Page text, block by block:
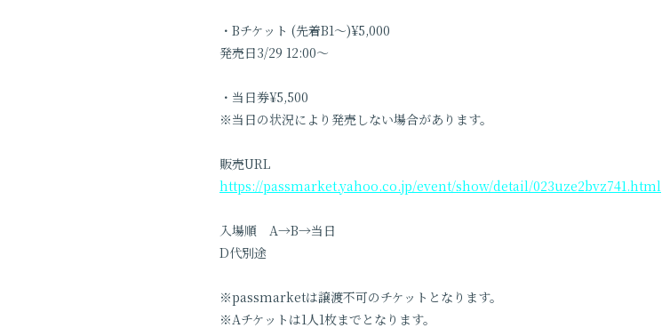
・Bチケット (先着B1〜)¥5,000
発売日3/29 12:00〜
・当日券¥5,500
※当日の状況により発売しない場合があります。
販売URL
https://passmarket.yahoo.co.jp/event/show/detail/023uze2bvz741.html
入場順 A→B→当日
D代別途
※passmarketは譲渡不可のチケットとなります。
※Aチケットは1人1枚までとなります。